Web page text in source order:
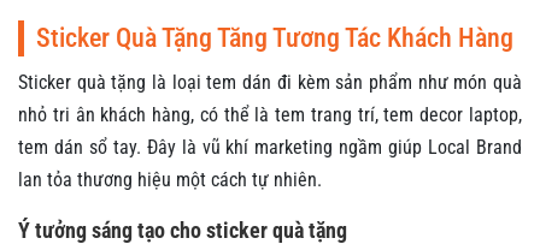
Sticker Quà Tặng Tăng Tương Tác Khách Hàng
Sticker quà tặng là loại tem dán đi kèm sản phẩm như món quà
nhỏ tri ân khách hàng, có thể là tem trang trí, tem decor laptop,
tem dán sổ tay. Đây là vũ khí marketing ngầm giúp Local Brand
lan tỏa thương hiệu một cách tự nhiên.
Ý tưởng sáng tạo cho sticker quà tặng